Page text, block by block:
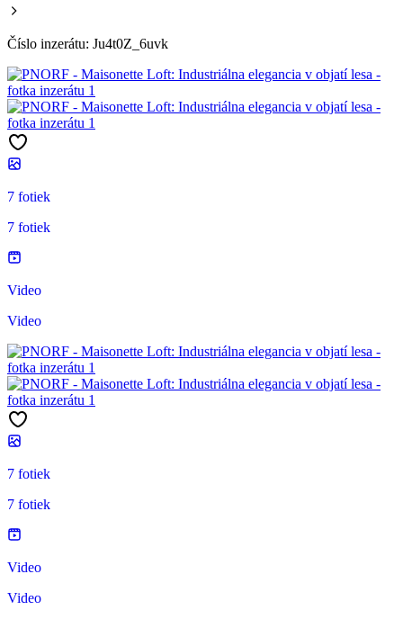
Číslo inzerátu: Ju4t0Z_6uvk
7 fotiek
7 fotiek
Video
Video
7 fotiek
7 fotiek
Video
Video